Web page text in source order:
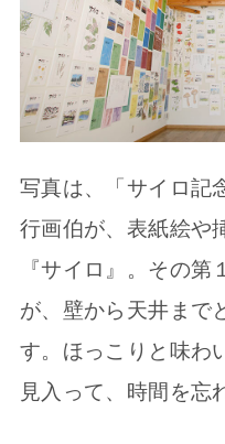
写真は、「サイロ記
行画伯が、表紙絵や
『サイロ』。その
が、壁から天井まで
す。ほっこりと味わ
見入って、時間を忘